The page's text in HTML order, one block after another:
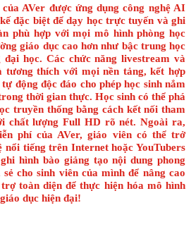
AVer được ứng dụng công nghệ AI
đặc biệt để dạy học trực tuyến và ghi
phù hợp với mọi mô hình phòng học
giáo dục cao hơn như bậc trung học
đại học. Các chức năng livestream và
tương thích với mọi nền tảng, kết hợp
động độc đáo cho phép học sinh nắm
thời gian thực. Học sinh có thể phá
truyền thống bằng cách kết nối tham
chất lượng Full HD rõ nét. Ngoài ra,
phí của AVer, giáo viên có thể trở
nổi tiếng trên Internet hoặc YouTubers
hình bào giảng tạo nội dung phong
cho sinh viên của mình để nâng cao
toàn diện để thực hiện hóa mô hình
dục hiện đại!